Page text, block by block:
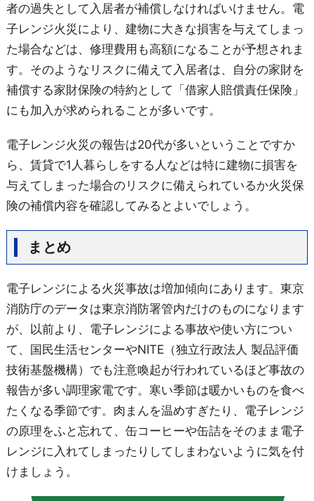
者の過失として入居者が補償しなければいけません。電
子レンジ火災により、建物に大きな損害を与えてしまっ
た場合などは、修理費用も高額になることが予想されま
す。そのようなリスクに備えて入居者は、自分の家財を
補償する家財保険の特約として「借家人賠償責任保険」
にも加入が求められることが多いです。
電子レンジ火災の報告は20代が多いということですか
ら、賃貸で1人暮らしをする人などは特に建物に損害を
与えてしまった場合のリスクに備えられているか火災保
険の補償内容を確認してみるとよいでしょう。
まとめ
電子レンジによる火災事故は増加傾向にあります。東京
消防庁のデータは東京消防署管内だけのものになります
が、以前より、電子レンジによる事故や使い方につい
て、国民生活センターやNITE（独立行政法人 製品評価
技術基盤機構）でも注意喚起が行われているほど事故の
報告が多い調理家電です。寒い季節は暖かいものを食べ
たくなる季節です。肉まんを温めすぎたり、電子レンジ
の原理をふと忘れて、缶コーヒーや缶詰をそのまま電子
レンジに入れてしまったりしてしまわないように気を付
けましょう。